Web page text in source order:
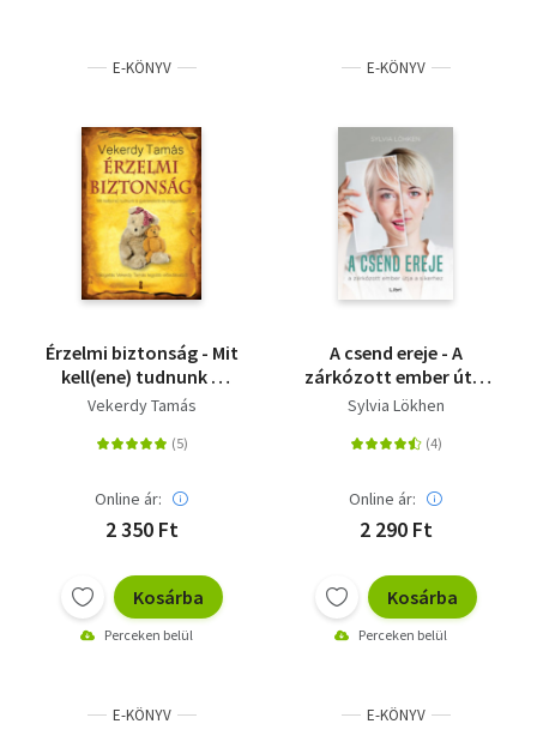
E-KÖNYV
Érzelmi biztonság - Mit
kell(ene) tudnunk a
gyerekekről és
Vekerdy Tamás
Online ár:
2 350 Ft
Kosárba
Perceken belül
E-KÖNYV
A csend ereje - A
zárkózott ember útja
a sikerhez
Sylvia Lökhen
Online ár:
2 290 Ft
Kosárba
Perceken belül
E-KÖNYV E-KÖNYV